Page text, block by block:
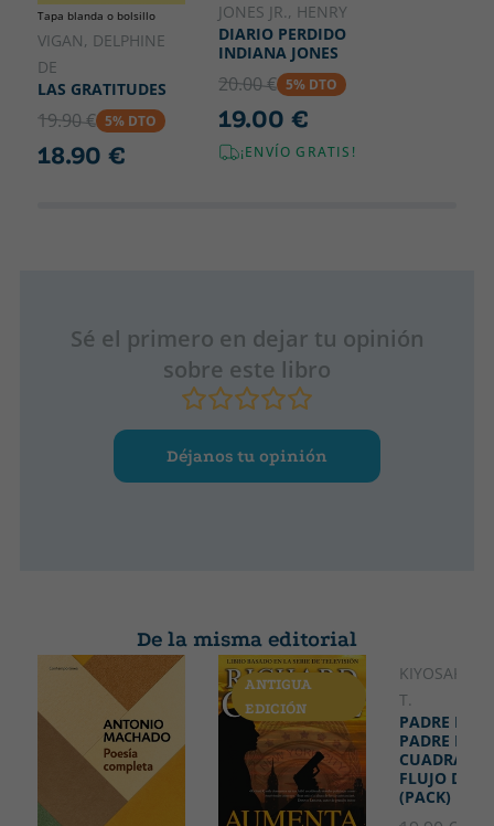
Tapa blanda o bolsillo
VIGAN, DELPHINE
DE
LAS GRATITUDES
19.90 € 5% DTO
18.90 €
JONES JR., HENRY
DIARIO PERDIDO
INDIANA JONES
20.00 € 5% DTO
19.00 €
¡ENVÍO GRATIS!
Sé el primero en dejar tu opinión
sobre este libro
Déjanos tu opinión
De la misma editorial
ANTIGUA
EDICIÓN
KIYOSAKI,
T.
PADRE
PADRE
FLUJO DE
(PACK)